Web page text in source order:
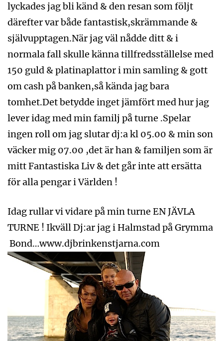
lyckades jag bli känd & den resan som följt
därefter var både fantastisk,skrämmande &
självupptagen.När jag väl nådde ditt & i
normala fall skulle känna tillfredsställelse med
150 guld & platinaplattor i min samling & gott
om cash på banken,så kända jag bara
tomhet.Det betydde inget jämfört med hur jag
lever idag med min familj på turne .Spelar
ingen roll om jag slutar dj:a kl 05.00 & min son
väcker mig 07.00 ,det är han & familjen som är
mitt Fantastiska Liv & det går inte att ersätta
för alla pengar i Världen !
Idag rullar vi vidare på min turne EN JÄVLA
TURNE ! Ikväll Dj:ar jag i Halmstad på Grymma
Bond…www.djbrinkenstjarna.com